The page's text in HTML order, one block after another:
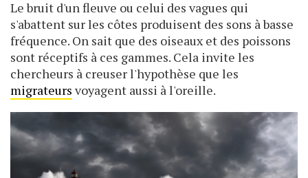
Le bruit d'un fleuve ou celui des vagues qui
s'abattent sur les côtes produisent des sons à basse
fréquence. On sait que des oiseaux et des poissons
sont réceptifs à ces gammes. Cela invite les
chercheurs à creuser l'hypothèse que les
migrateurs voyagent aussi à l'oreille.